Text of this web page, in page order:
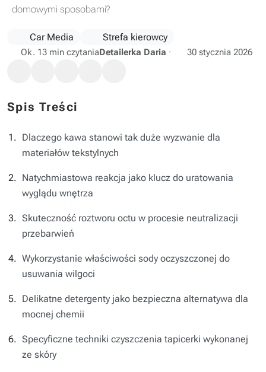
domowymi sposobami?
Car Media Strefa kierowcy
Ok. 13 min czytaniaDetailerka Daria · 30 stycznia 2026
Spis Treści
Dlaczego kawa stanowi tak duże wyzwanie dla
materiałów tekstylnych
Natychmiastowa reakcja jako klucz do uratowania
wyglądu wnętrza
Skuteczność roztworu octu w procesie neutralizacji
przebarwień
Wykorzystanie właściwości sody oczyszczonej do
usuwania wilgoci
Delikatne detergenty jako bezpieczna alternatywa dla
mocnej chemii
Specyficzne techniki czyszczenia tapicerki wykonanej
ze skóry